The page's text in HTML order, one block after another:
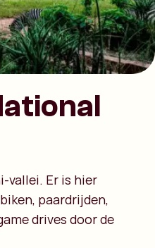
vallei. Er is hier
paardrijden,
drives door de